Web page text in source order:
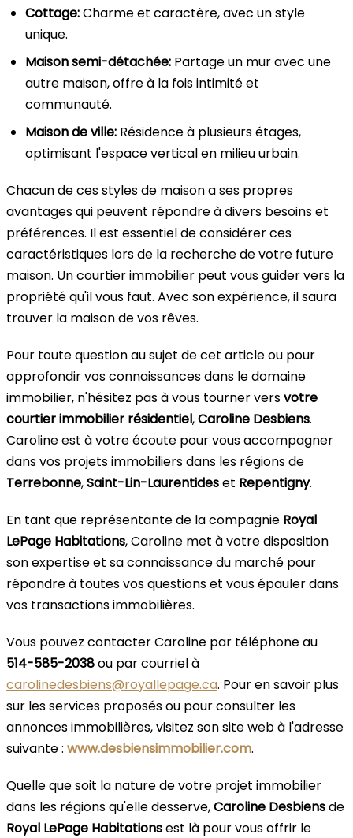
Cottage:Charme et caractère, avec un style
unique.
Maison semi-détachée: Partage un mur avec une
autre maison, offre à la fois intimité et
communauté.
Maison de ville: Résidence à plusieurs étages,
optimisant l'espace vertical en milieu urbain.
Chacun de ces styles de maison a ses propres
avantages qui peuvent répondre à divers besoins et
préférences. Il est essentiel de considérer ces
caractéristiques lors de la recherche de votre future
maison. Un courtier immobilier peut vous guider vers la
propriété qu'il vous faut. Avec son expérience, il saura
trouver la maison de vos rêves.
Pour toute question au sujet de cet article ou pour
approfondir vos connaissances dans le domaine
immobilier, n'hésitez pas à vous tourner versvotre
courtier immobilier résidentiel,Caroline Desbiens.
Caroline est à votre écoute pour vous accompagner
dans vos projets immobiliers dans les régions de
Terrebonne,Saint-Lin-Laurentideset Repentigny.
En tant que représentante de la compagnie Royal
LePage Habitations, Caroline met à votre disposition
son expertise et sa connaissance du marché pour
répondre à toutes vos questions et vous épauler dans
vos transactions immobilières.
Vous pouvez contacter Caroline par téléphone au
514-585-2038ou par courriel à
carolinedesbiens@royallepage.ca. Pour en savoir plus
sur les services proposés ou pour consulter les
annonces immobilières, visitez son site web à l'adresse
suivante : www.desbiensimmobilier.com.
Quelle que soit la nature de votre projet immobilier
dans les régions qu'elle desserve,Caroline Desbiensde
Royal LePage Habitationsest là pour vous offrir le